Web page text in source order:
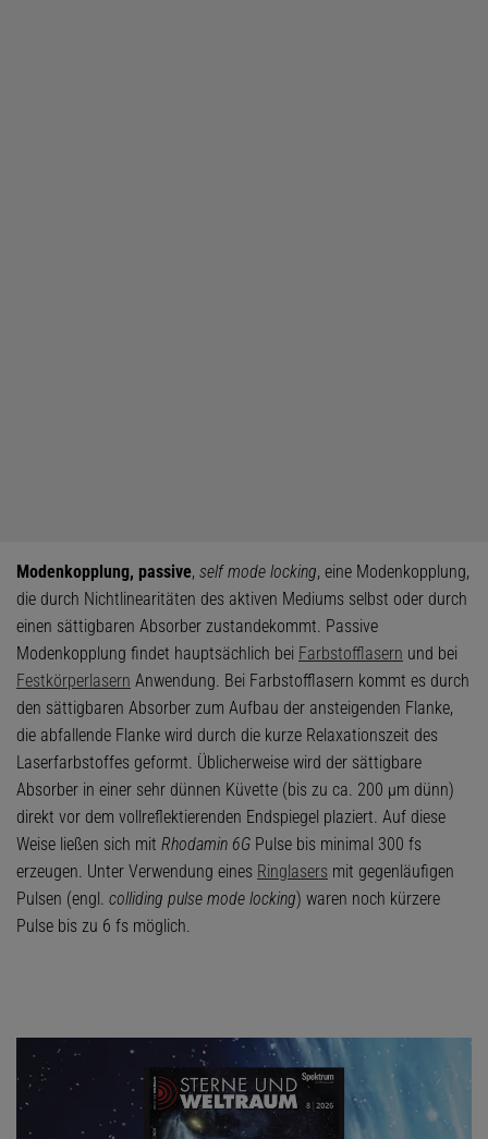
Modenkopplung, passive, self mode locking, eine Modenkopplung,
die durch Nichtlinearitäten des aktiven Mediums selbst oder durch
einen sättigbaren Absorber zustandekommt. Passive
Modenkopplung findet hauptsächlich bei Farbstofflasern und bei
Festkörperlasern Anwendung. Bei Farbstofflasern kommt es durch
den sättigbaren Absorber zum Aufbau der ansteigenden Flanke,
die abfallende Flanke wird durch die kurze Relaxationszeit des
Laserfarbstoffes geformt. Üblicherweise wird der sättigbare
Absorber in einer sehr dünnen Küvette (bis zu ca. 200 μm dünn)
direkt vor dem vollreflektierenden Endspiegel plaziert. Auf diese
Weise ließen sich mit Rhodamin 6G Pulse bis minimal 300 fs
erzeugen. Unter Verwendung eines Ringlasers mit gegenläufigen
Pulsen (engl. colliding pulse mode locking) waren noch kürzere
Pulse bis zu 6 fs möglich.